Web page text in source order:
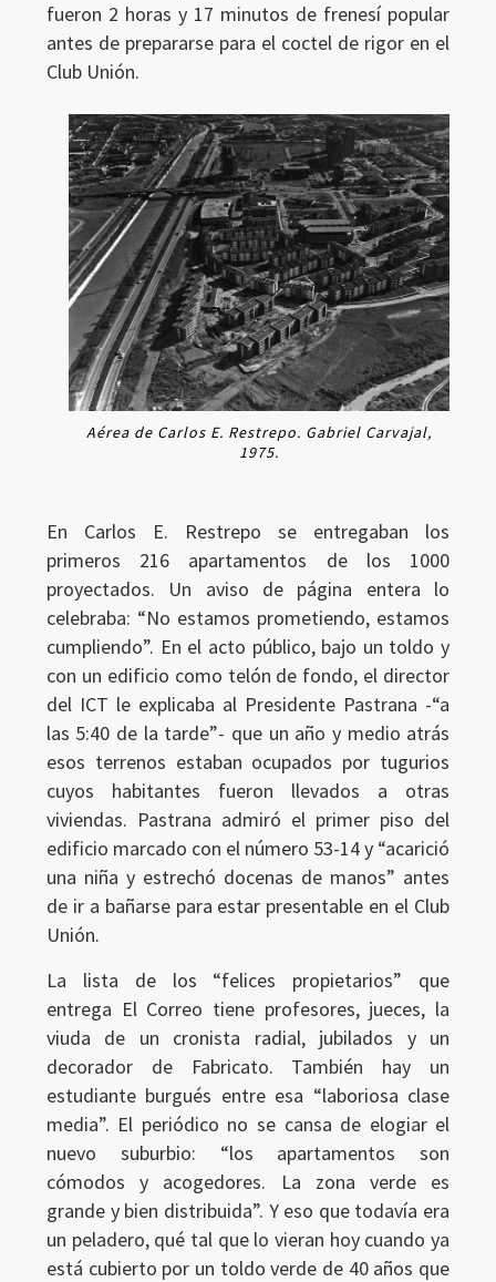
fueron 2 horas y 17 minutos de frenesí popular
antes de prepararse para el coctel de rigor en el
Club Unión.
Aérea de Carlos E. Restrepo. Gabriel Carvajal,
1975.
En Carlos E. Restrepo se entregaban los
primeros 216 apartamentos de los 1000
proyectados. Un aviso de página entera lo
celebraba: “No estamos prometiendo, estamos
cumpliendo”. En el acto público, bajo un toldo y
con un edificio como telón de fondo, el director
del ICT le explicaba al Presidente Pastrana -“a
las 5:40 de la tarde”- que un año y medio atrás
esos terrenos estaban ocupados por tugurios
cuyos habitantes fueron llevados a otras
viviendas. Pastrana admiró el primer piso del
edificio marcado con el número 53-14 y “acarició
una niña y estrechó docenas de manos” antes
de ir a bañarse para estar presentable en el Club
Unión.
La lista de los “felices propietarios” que
entrega El Correo tiene profesores, jueces, la
viuda de un cronista radial, jubilados y un
decorador de Fabricato. También hay un
estudiante burgués entre esa “laboriosa clase
media”. El periódico no se cansa de elogiar el
nuevo suburbio: “los apartamentos son
cómodos y acogedores. La zona verde es
grande y bien distribuida”. Y eso que todavía era
un peladero, qué tal que lo vieran hoy cuando ya
está cubierto por un toldo verde de 40 años que